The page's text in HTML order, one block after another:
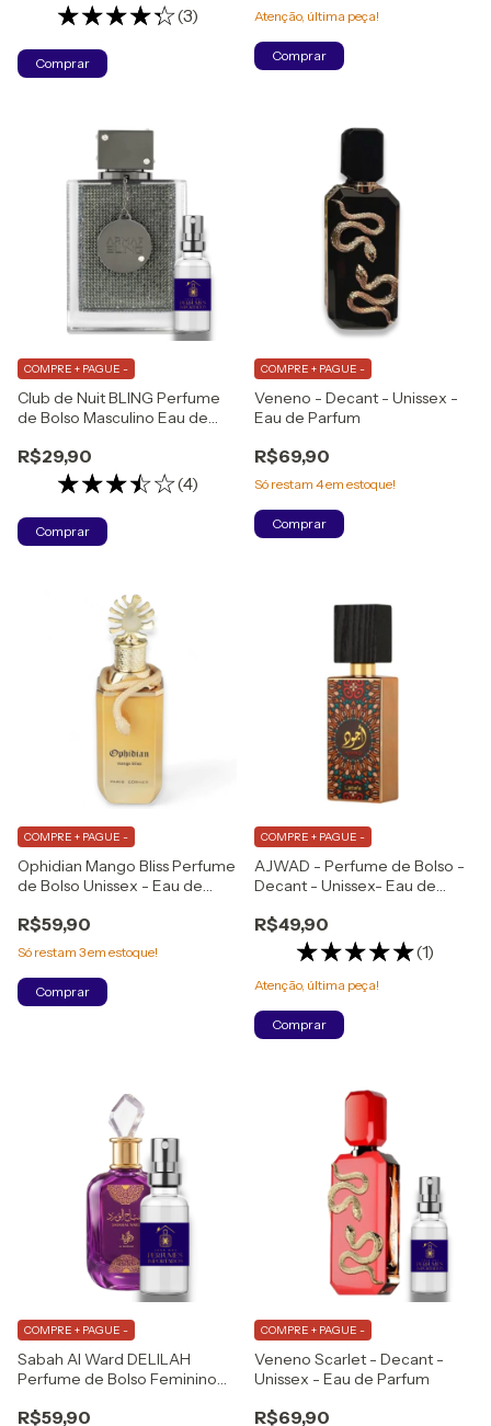
(3)
Comprar
Atenção, última peça!
Comprar
Club de Nuit BLING Perfume
de Bolso Masculino Eau de
R$29,90
(4)
COMPRE + PAGUE -
Comprar
Veneno - Decant - Unissex -
Eau de Parfum
R$69,90
COMPRE + PAGUE -
Só restam 4em estoque!
Comprar
Ophidian Mango Bliss Perfume
de Bolso Unissex - Eau de
R$59,90
COMPRE + PAGUE -
Só restam 3em estoque!
Comprar
AJWAD - Perfume de Bolso -
Decant - Unissex- Eau de
R$49,90
(1)
COMPRE + PAGUE -
Atenção, última peça!
Comprar
Sabah Al Ward DELILAH
Perfume de Bolso Feminino
R$59,90
COMPRE + PAGUE -
Veneno Scarlet - Decant -
Unissex - Eau de Parfum
R$69,90
COMPRE + PAGUE -